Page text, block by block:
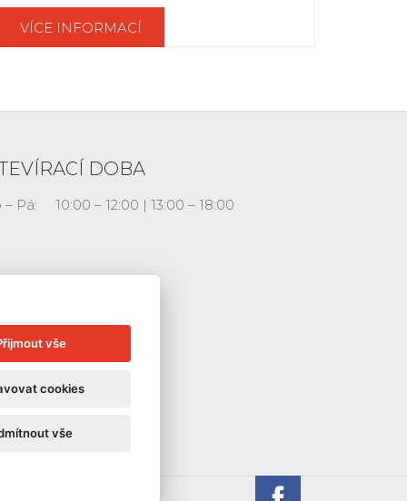
VÍCE INFORMACÍ
DOBA
– Pá: 10:00 – 12:00 | 13:00 – 18:00
vše
cookies
vše